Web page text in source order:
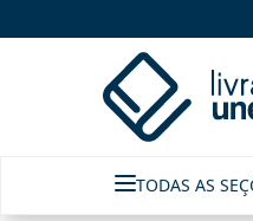
TODAS AS